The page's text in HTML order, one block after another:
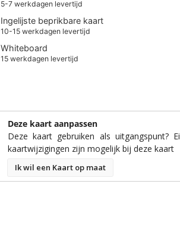
5-7 werkdagen levertijd
Ingelijste beprikbare kaart
10-15 werkdagen levertijd
Whiteboard
15 werkdagen levertijd
Deze kaart aanpassen
Deze kaart gebruiken als uitgangspunt?
kaartwijzigingen zijn mogelijk bij deze kaart
Ik wil een Kaart op maat